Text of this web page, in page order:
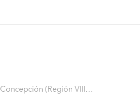
Concepción (Región VIII Biobío - Concepción)